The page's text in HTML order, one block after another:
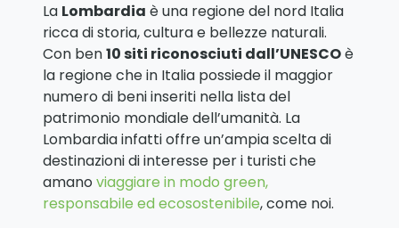
La Lombardia è una regione del nord Italia
ricca di storia, cultura e bellezze naturali.
Con ben10 siti riconosciuti dall’UNESCOè
la regione che in Italia possiede il maggior
numero di beni inseriti nella lista del
patrimonio mondiale dell’umanità. La
Lombardia infatti offre un’ampia scelta di
destinazioni di interesse per i turisti che
amano viaggiare in modo green,
responsabile ed ecosostenibile, come noi.